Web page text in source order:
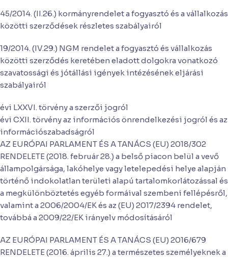
45/2014. (II.26.) kormányrendelet a fogyasztó és a vállalkozás
közötti szerződések részletes szabályairól
19/2014. (IV.29.) NGM rendelet a fogyasztó és vállalkozás
közötti szerződés keretében eladott dolgokra vonatkozó
szavatossági és jótállási igények intézésének eljárási
szabályairól
évi LXXVI. törvény a szerzői jogról
évi CXII. törvény az információs önrendelkezési jogról és az
információszabadságról
AZ EURÓPAI PARLAMENT ÉS A TANÁCS (EU) 2018/302
RENDELETE (2018. február 28.) a belső piacon belül a vevő
állampolgársága, lakóhelye vagy letelepedési helye alapján
történő indokolatlan területi alapú tartalomkorlátozással és
a megkülönböztetés egyéb formáival szembeni fellépésről,
valamint a 2006/2004/EK és az (EU) 2017/2394 rendelet,
továbbá a 2009/22/EK irányelv módosításáról
AZ EURÓPAI PARLAMENT ÉS A TANÁCS (EU) 2016/679
RENDELETE (2016. április 27.) a természetes személyeknek a